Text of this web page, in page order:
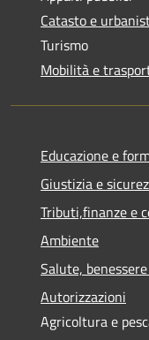
Catasto e
Turismo
Mobilità e
Educazione e
Giustizia e
Tributi,finanze e
Ambiente
Salute,
Autorizzazioni
Agricoltura e